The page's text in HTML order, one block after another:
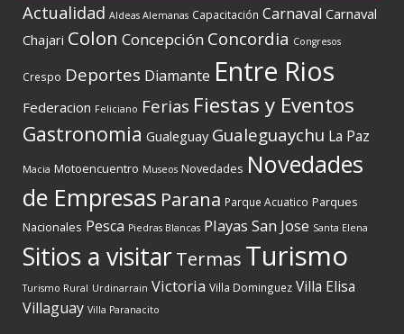
Actualidad Aldeas Alemanas Capacitación Carnaval Carnaval
Chajari Colon Concepción Concordia Congresos
Crespo Deportes Diamante Entre Rios
Federacion Feliciano Ferias Fiestas y Eventos
Gastronomia Gualeguay Gualeguaychu La Paz
Macia Motoencuentro Museos Novedades Novedades
de Empresas Parana Parque Acuatico Parques
Nacionales Pesca Piedras Blancas Playas San Jose Santa Elena
Sitios a visitarTermas Turismo
Turismo Rural Urdinarrain Victoria Villa Dominguez Villa Elisa
Villaguay Villa Paranacito